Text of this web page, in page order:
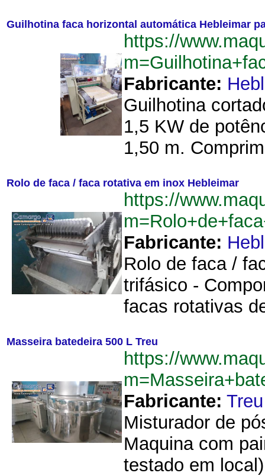
Guilhotina faca horizontal automática Hebleimar
https://
Fabricante:
Guilhotina
1,5 KW de
1,50 m.
Rolo de faca / faca rotativa em inox Hebleimar
https://
Fabricante:
Rolo de faca /
trifásico -
facas rotativas
Masseira batedeira 500 L Treu
https://
Fabricante: Treu
Misturador de
Maquina com
testado em